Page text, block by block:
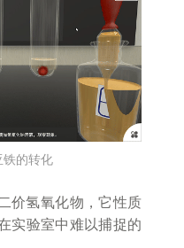
的转化
价氢氧化物，它性质
实验室中难以捕捉的